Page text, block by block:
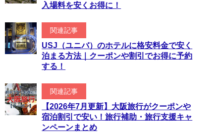
入場料を安くお得に！
関連記事
USJ（ユニバ）のホテルに格安料金で安く
泊まる方法｜クーポンや割引でお得に予約
する！
関連記事
【2026年7月更新】大阪旅行がクーポンや
宿泊割引で安い！旅行補助・旅行支援キャ
ンペーンまとめ